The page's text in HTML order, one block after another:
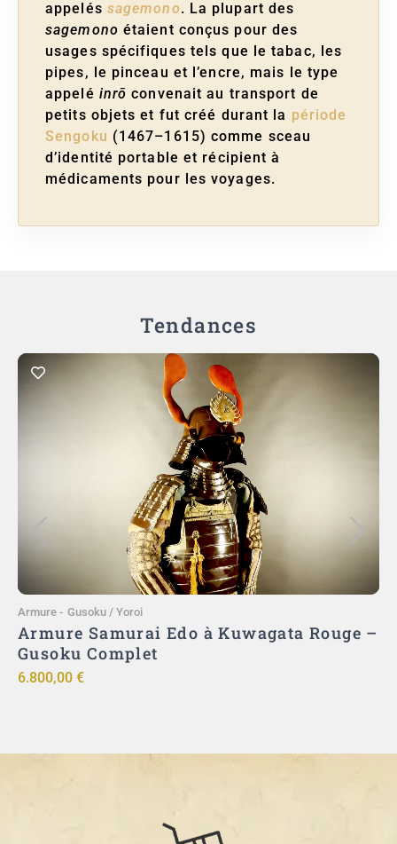
appelés sagemono. La plupart des
sagemono étaient conçus pour des
usages spécifiques tels que le tabac, les
pipes, le pinceau et l’encre, mais le type
appelé inrō convenait au transport de
petits objets et fut créé durant la période
Sengoku (1467–1615) comme sceau
d’identité portable et récipient à
médicaments pour les voyages.
Tendances
Ajouter au panier
Armure - Gusoku / Yoroi
Armure Samurai Edo à Kuwagata Rouge –
Gusoku Complet
6.800,00 €